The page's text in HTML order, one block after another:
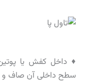
♦ داخل کفش یا
سطح داخلی آن صاف